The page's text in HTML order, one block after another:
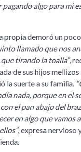
pagando algo para mi
propia demoró un poco
llamado que nos
tirando la toalla”,
de sus hijos
la suerte a su familia.
nada, porque en el
el pan abajo del
en algo que vamos
, expresa nervioso